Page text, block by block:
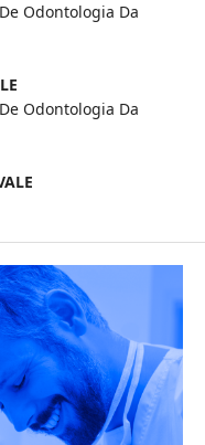
Odontologia Da
Odontologia Da